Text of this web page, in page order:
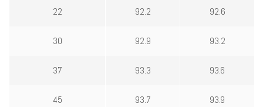
22 92.2 92.6
30 92.9 93.2
37 93.3 93.6
45 93.7 93.9